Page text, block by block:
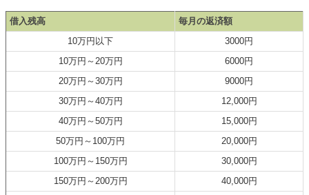
借入残高
毎月の返済額
10万円以下
3000円
10万円～20万円
6000円
20万円～30万円
9000円
30万円～40万円
12,000円
40万円～50万円
15,000円
50万円～100万円
20,000円
100万円～150万円
30,000円
150万円～200万円
40,000円